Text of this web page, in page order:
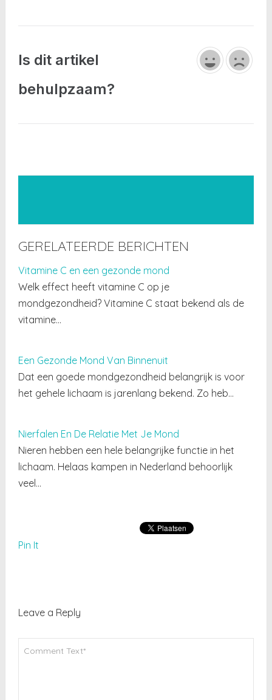
Is dit artikel
behulpzaam?
GERELATEERDE BERICHTEN
Vitamine C en een gezonde mond
Welk effect heeft vitamine C op je
mondgezondheid? Vitamine C staat bekend als de
vitamine…
Een Gezonde Mond Van Binnenuit
Dat een goede mondgezondheid belangrijk is voor
het gehele lichaam is jarenlang bekend. Zo heb…
Nierfalen En De Relatie Met Je Mond
Nieren hebben een hele belangrijke functie in het
lichaam. Helaas kampen in Nederland behoorlijk
veel…
Pin It
Leave a Reply